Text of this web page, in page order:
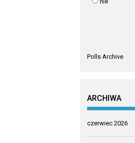
Polls Archive
ARCHIWA
czerwiec 2026